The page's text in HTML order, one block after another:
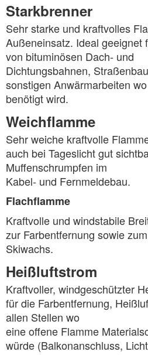
Starkbrenner
Sehr starke und kraftvolles
Außeneinsatz. Ideal geeignet
von bituminösen Dach- und
Dichtungsbahnen,
sonstigen Anwärmarbeiten
benötigt wird.
Weichflamme
Sehr weiche kraftvolle
auch bei Tageslicht gut
Muffenschrumpfen im
Kabel- und Fernmeldebau.
Flachflamme
Kraftvolle und windstabile
zur Farbentfernung sowie
Skiwachs.
Heißluftstrom
Kraftvoller, windgeschützter
für die Farbentfernung,
allen Stellen wo
eine offene Flamme
würde (Balkonanschluss,